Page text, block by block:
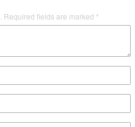
Required fields are marked *